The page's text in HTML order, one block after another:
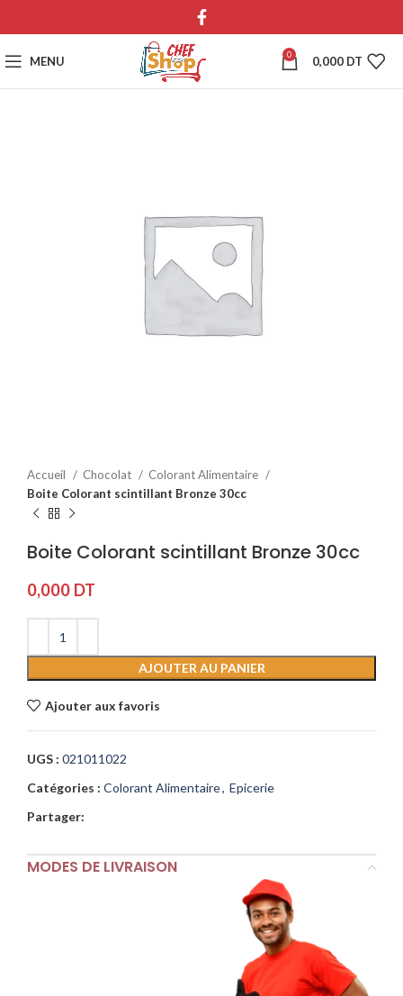
MENU 0 0,000 DT
Accueil Chocolat
Colorant Alimentaire
Boite Colorant scintillant Bronze 30cc
Boite Colorant scintillant Bronze 30cc
0,000 DT
AJOUTER AU PANIER
Ajouter aux favoris
UGS : 021011022
Catégories : Colorant Alimentaire, Epicerie
Partager:
MODES DE LIVRAISON